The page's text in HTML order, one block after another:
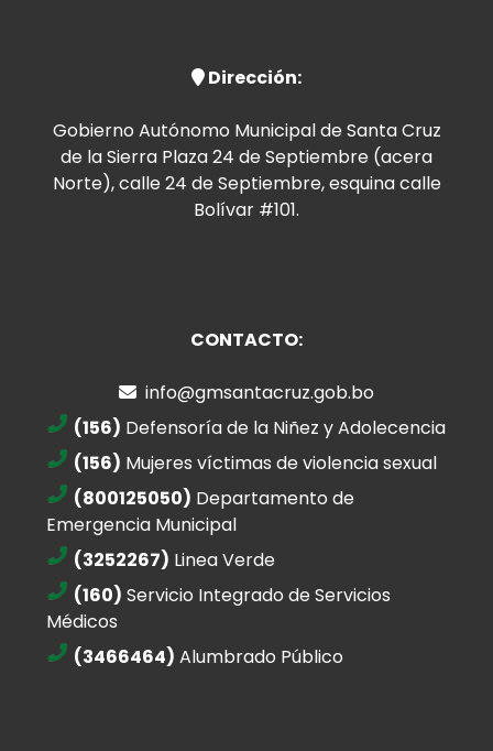
Dirección:
Gobierno Autónomo Municipal de Santa Cruz
de la Sierra Plaza 24 de Septiembre (acera
Norte), calle 24 de Septiembre, esquina calle
Bolívar #101.
CONTACTO:
info@gmsantacruz.gob.bo
(156) Defensoría de la Niñez y Adolecencia
(156) Mujeres víctimas de violencia sexual
(800125050) Departamento de
Emergencia Municipal
(3252267) Linea Verde
(160) Servicio Integrado de Servicios
Médicos
(3466464) Alumbrado Público